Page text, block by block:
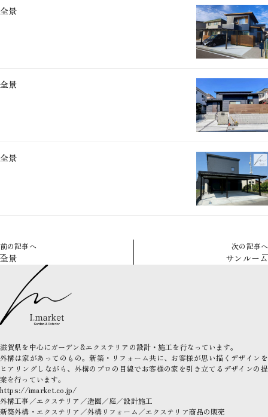
全景
全景
全景
前の記事へ
全景
次の記事へ
サンルーム
滋賀県を中心にガーデン&エクステリアの設計・施工を行なっています。
外構は家があってのもの。新築・リフォーム共に、お客様が思い描くデザインを
ヒアリングしながら、外構のプロの目線でお客様の家を引き立てるデザインの提
案を行っています。
https://imarket.co.jp/
外構工事／エクステリア／造園／庭／設計施工
新築外構・エクステリア／外構リフォーム／エクステリア商品の販売